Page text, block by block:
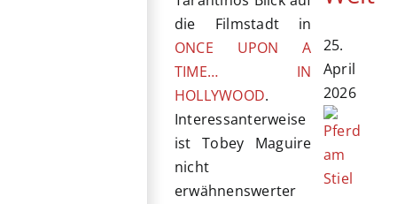
die Filmstadt in
ONCE UPON A
TIME… IN
HOLLYWOOD.
Interessanterweise
ist Tobey Maguire
nicht
erwähnenswerter
25.
April
2026